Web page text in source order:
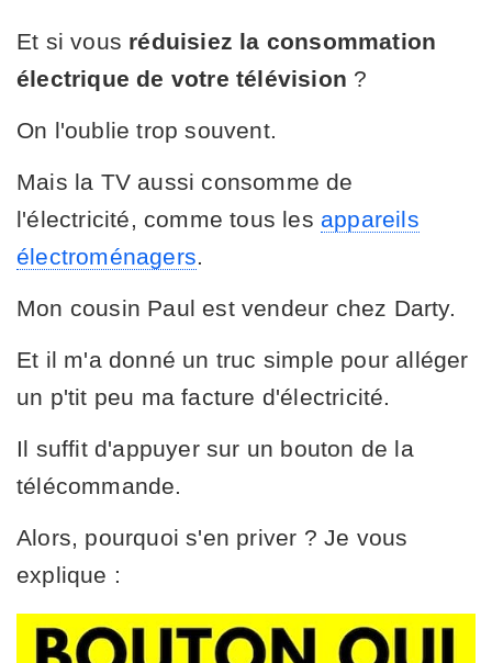
Et si vous réduisiez la consommation
électrique de votre télévision ?
On l'oublie trop souvent.
Mais la TV aussi consomme de
l'électricité, comme tous les appareils
électroménagers
Mon cousin Paul est vendeur chez Darty.
Et il m'a donné un truc simple pour alléger
un p'tit peu ma facture d'électricité.
Il suffit d'appuyer sur un bouton de la
télécommande.
Alors, pourquoi s'en priver ? Je vous
explique :